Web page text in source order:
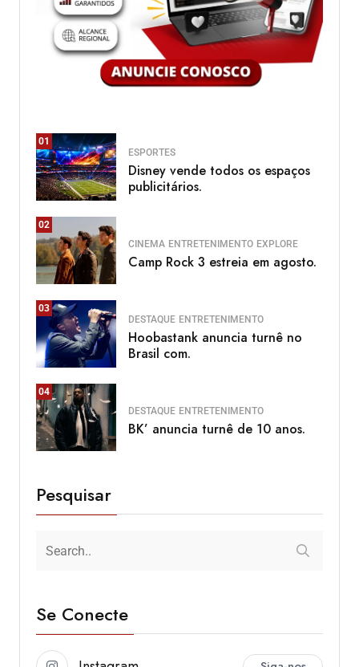
01
ESPORTES
Disney vende todos os espaços
publicitários.
02
CINEMA ENTRETENIMENTO EXPLORE
Camp Rock 3 estreia em agosto.
03
DESTAQUE ENTRETENIMENTO
Hoobastank anuncia turnê no
Brasil com.
04
DESTAQUE ENTRETENIMENTO
BK’ anuncia turnê de 10 anos.
Pesquisar
Se Conecte